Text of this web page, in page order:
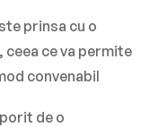
prinsa cu o
ce va permite
convenabil
de o